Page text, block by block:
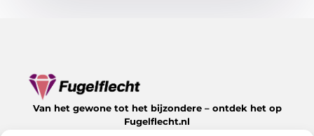
Van het gewone tot het bijzondere – ontdek het op
Fugelflecht.nl